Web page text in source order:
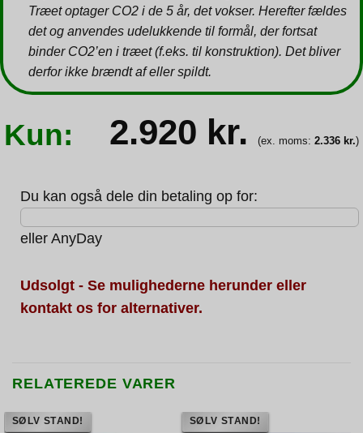
Træet optager CO2 i de 5 år, det vokser. Herefter fældes
det og anvendes udelukkende til formål, der fortsat
binder CO2’en i træet (f.eks. til konstruktion). Det bliver
derfor ikke brændt af eller spildt.
Kun: 2.920 kr. (ex. moms: 2.336 kr.)
Du kan også dele din betaling op for:
eller AnyDay
Udsolgt - Se mulighederne herunder eller
kontakt os for alternativer.
RELATEREDE VARER
SØLV STAND! SØLV STAND!